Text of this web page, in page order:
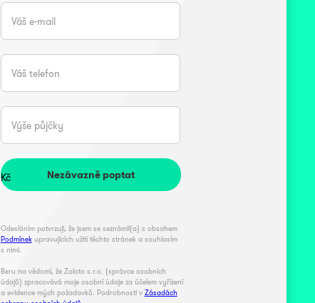
Kč
Odesláním potvrzuji, že jsem se seznámil(a) s obsahem
Podmínekupravujících užití těchto stránek a souhlasím
s nimi.
Beru na vědomí, že Zaloto s.r.o. (správce osobních
údajů) zpracovává moje osobní údaje za účelem vyřízení
a evidence mých požadavků. Podrobnosti v Zásadách